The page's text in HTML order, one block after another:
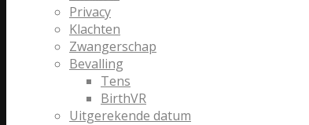
Privacy
Klachten
Zwangerschap
Bevalling
Tens
BirthVR
Uitgerekende datum